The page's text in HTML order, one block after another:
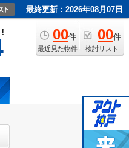
最終更新：2026年08月07日
00件
最近見た物件
00件
検討リスト